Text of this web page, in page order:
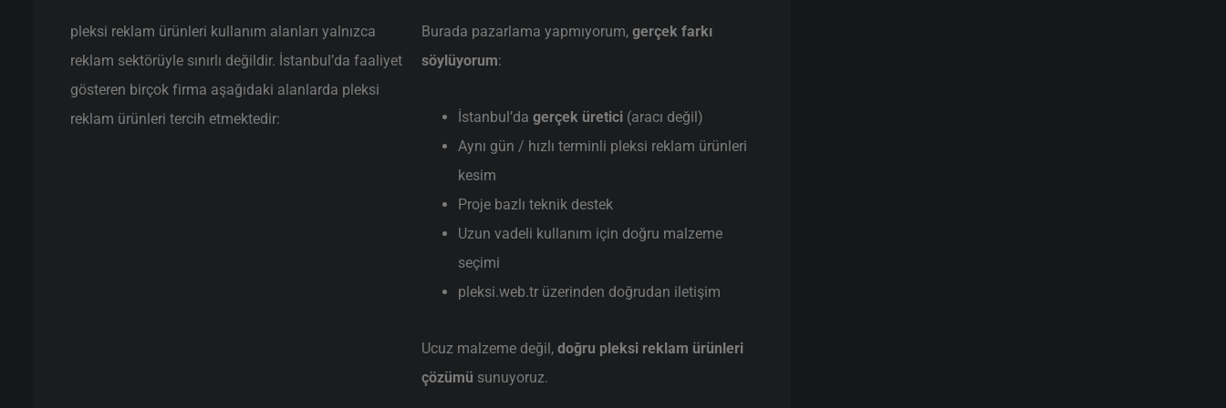
pleksi reklam ürünleri kullanım alanları yalnızca
reklam sektörüyle sınırlı değildir. İstanbul’da faaliyet
gösteren birçok firma aşağıdaki alanlarda pleksi
reklam ürünleri tercih etmektedir:
Burada pazarlama yapmıyorum, gerçek farkı
söylüyorum:
İstanbul’da gerçek üretici(aracı değil)
Aynı gün / hızlı terminli pleksi reklam ürünleri
kesim
Proje bazlı teknik destek
Uzun vadeli kullanım için doğru malzeme
seçimi
pleksi.web.tr üzerinden doğrudan iletişim
Ucuz malzeme değil, doğru pleksi reklam ürünleri
çözümü sunuyoruz.